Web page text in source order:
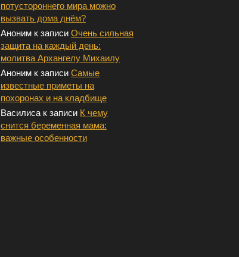
потустороннего мира можно
вызвать дома днём?
Аноним к записи Очень сильная
защита на каждый день:
молитва Архангелу Михаилу
Аноним к записи Самые
известные приметы на
похоронах и на кладбище
Василиса к записи К чему
снится беременная мама:
важные особенности